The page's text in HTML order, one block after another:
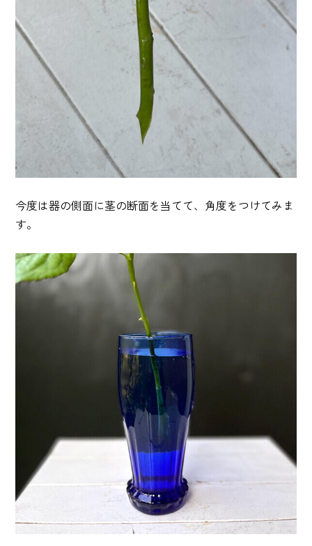
今度は器の側面に茎の断面を当てて、角度をつけてみま
す。